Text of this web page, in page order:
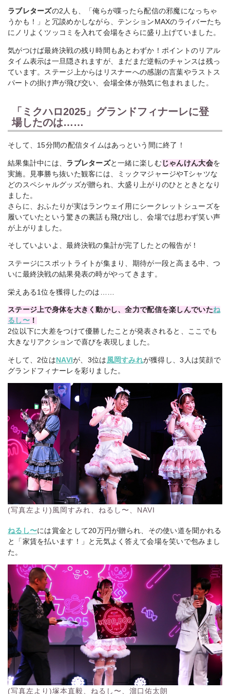
ラブレターズの2人も、「俺らが喋ったら配信の邪魔になっちゃ
うかも！」と冗談めかしながら、テンションMAXのライバーたち
にノリよくツッコミを入れて会場をさらに盛り上げていました。
気がつけば最終決戦の残り時間もあとわずか！ポイントのリアル
タイム表示は一旦隠されますが、まだまだ逆転のチャンスは残っ
ています。ステージ上からはリスナーへの感謝の言葉やラストス
パートの掛け声が飛び交い、会場全体が熱気に包まれました。
「ミクハロ2025」グランドフィナーレに登
場したのは……
そして、15分間の配信タイムはあっという間に終了！
結果集計中には、 ラブレターズと一緒に楽しむじゃんけん大会を
実施。見事勝ち抜いた観客には、ミックマジャージやTシャツな
どのスペシャルグッズが贈られ、大盛り上がりのひとときとなり
ました。
さらに、おふたりが実はランウェイ用にシークレットシューズを
履いていたという驚きの裏話も飛び出し、会場では思わず笑い声
が上がりました。
そしていよいよ、最終決戦の集計が完了したとの報告が！
ステージにスポットライトが集まり、期待が一段と高まる中、つ
いに最終決戦の結果発表の時がやってきます。
栄えある1位を獲得したのは……
ステージ上で身体を大きく動かし、全力で配信を楽しんでいたね
るし〜！
2位以下に大差をつけて優勝したことが発表されると、ここでも
大きなリアクションで喜びを表現しました。
そして、2位は NAVIが、3位は 風岡すみれが獲得し、3人は笑顔で
グランドフィナーレを彩りました。
(写真左より)風岡すみれ、ねるし〜、NAVI
ねるし〜には賞金として20万円が贈られ、その使い道を聞かれる
と
「家賃を払います！」
と元気よく答えて会場を笑いで包みまし
た。
(写真左より)塚本直毅、ねるし〜、溜口佑太朗